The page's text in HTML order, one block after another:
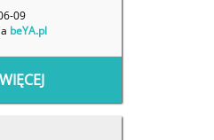
09
beYA.pl